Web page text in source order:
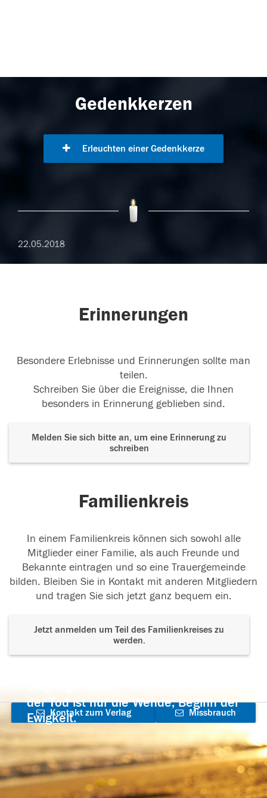
Gedenkkerzen
Erleuchten einer Gedenkkerze
22.05.2018
Erinnerungen
Besondere Erlebnisse und Erinnerungen sollte man
teilen.
Schreiben Sie über die Ereignisse, die Ihnen
besonders in Erinnerung geblieben sind.
Melden Sie sich bitte an, um eine Erinnerung zu
schreiben
Familienkreis
In einem Familienkreis können sich sowohl alle
Mitglieder einer Familie, als auch Freunde und
Bekannte eintragen und so eine Trauergemeinde
bilden. Bleiben Sie in Kontakt mit anderen Mitgliedern
und tragen Sie sich jetzt ganz bequem ein.
Jetzt anmelden um Teil des Familienkreises zu
werden.
der Tod ist nur die Wende, Beginn der
Ewigkeit.
Kontakt zum Verlag
aufnehmen
Missbrauch